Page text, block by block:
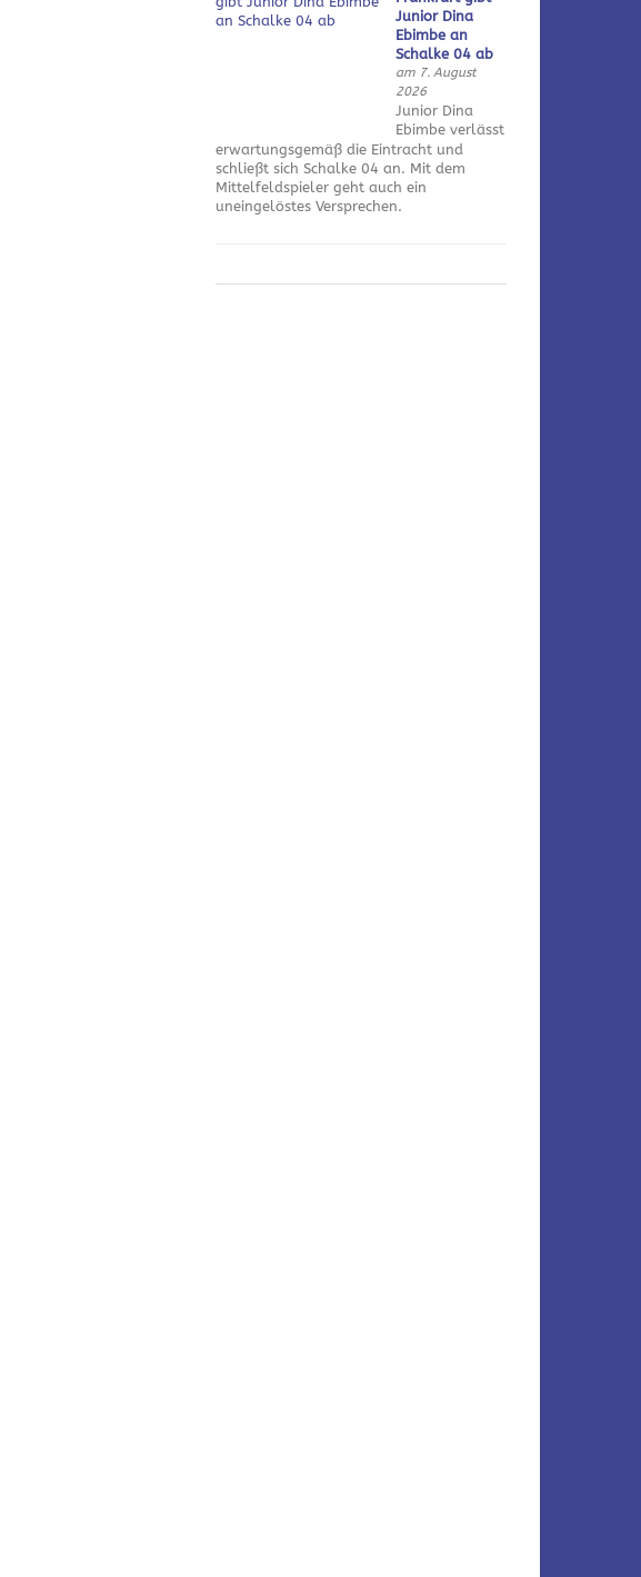
Junior Dina
Ebimbe an
Schalke 04 ab
am 7. August
2026
Junior Dina
Ebimbe verlässt
erwartungsgemäß die Eintracht und
schließt sich Schalke 04 an. Mit dem
Mittelfeldspieler geht auch ein
uneingelöstes Versprechen.